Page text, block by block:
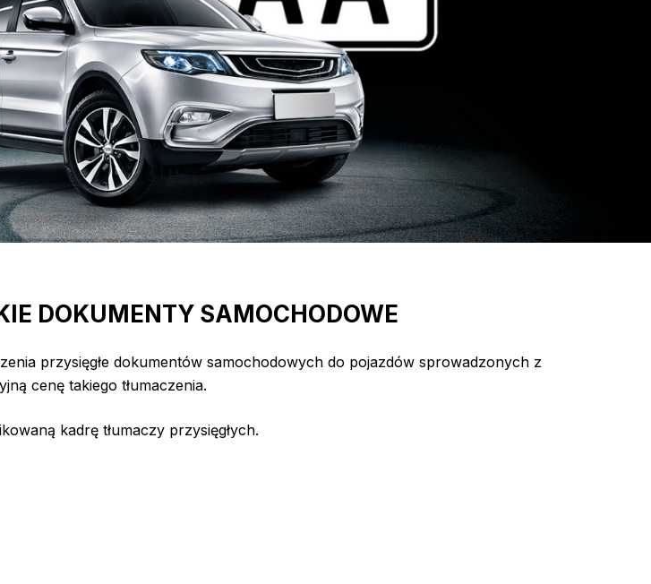
DOKUMENTY SAMOCHODOWE
przysięgłe dokumentów samochodowych do pojazdów sprowadzonych z
cenę takiego tłumaczenia.
kadrę tłumaczy przysięgłych.